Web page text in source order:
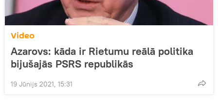
Video
Azarovs: kāda ir Rietumu reālā politika
bijušajās PSRS republikās
19 Jūnijs 2021, 15:31